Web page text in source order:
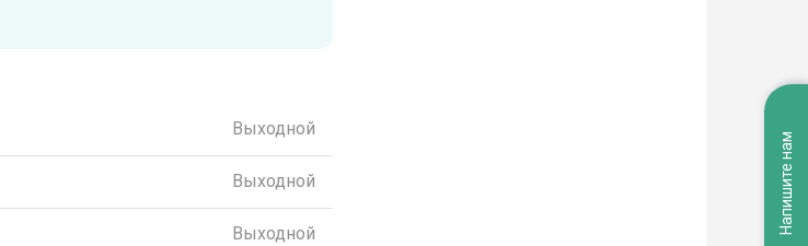
Выходной
Выходной
Выходной Напишите нам